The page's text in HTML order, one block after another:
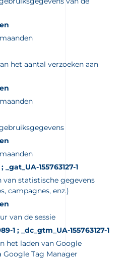
het aantal verzoeken aan
_gat_UA-155763127-1
van statistische gegevens
campagnes, enz.)
van de sessie
1 ; _dc_gtm_UA-155763127-1
het laden van Google
Tag Manager